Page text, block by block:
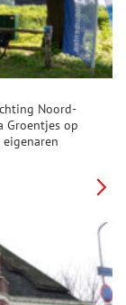
Noord-
Groentjes op
naar